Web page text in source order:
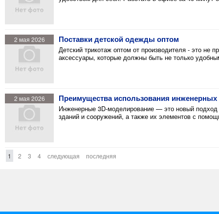
2 мая 2026 Поставки детской одежды оптом
Детский трикотаж оптом от производителя - это не
аксессуары, которые должны быть не только
2 мая 2026 Преимущества использования инженерных
Инженерные 3D-моделирование — это новый
зданий и сооружений, а также их элементов с
1 2 3 4 следующая последняя